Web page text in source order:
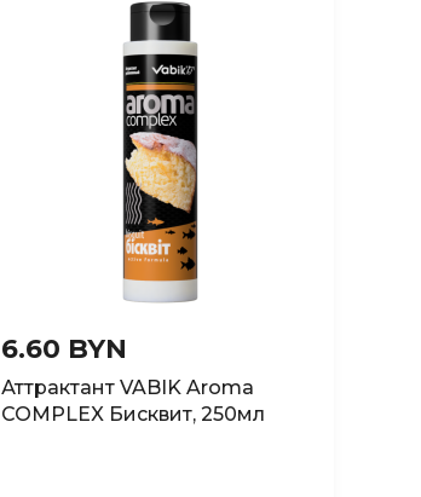
6.60 BYN
Аттрактант VABIK Aroma
COMPLEX Бисквит, 250мл